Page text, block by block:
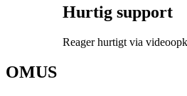
Hurtig support
Reager hurtigt via
OMUS